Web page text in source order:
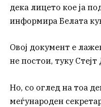
дека лицето кое ја
информира Белата
Овој документ е
не постои, туку
Но, со оглед на тоа
меѓународен